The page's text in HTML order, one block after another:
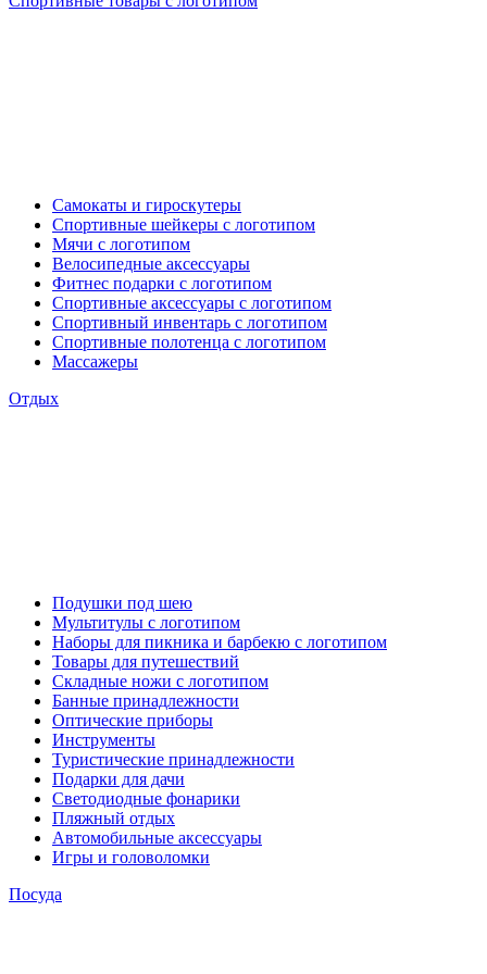
Самокаты и гироскутеры
Спортивные шейкеры с логотипом
Мячи с логотипом
Велосипедные аксессуары
Фитнес подарки с логотипом
Спортивные аксессуары с логотипом
Спортивный инвентарь с логотипом
Спортивные полотенца с логотипом
Массажеры
Отдых
Подушки под шею
Мультитулы с логотипом
Наборы для пикника и барбекю с логотипом
Товары для путешествий
Складные ножи с логотипом
Банные принадлежности
Оптические приборы
Инструменты
Туристические принадлежности
Подарки для дачи
Светодиодные фонарики
Пляжный отдых
Автомобильные аксессуары
Игры и головоломки
Посуда